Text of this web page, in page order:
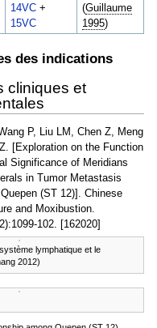
14VC +
15VC
(Guillaume
1995)
des indications
cliniques et
P, Liu LM, Chen Z, Meng
[Exploration on the Function
Significance of Meridians
in Tumor Metastasis
(ST 12)]. Chinese
and Moxibustion.
102. [162020]
lymphatique et le
2012)